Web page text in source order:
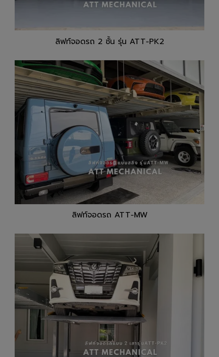
ลิฟท์จอดรถ 2 ชั้น รุ่น ATT-PK2
ลิฟท์จอดรถ ATT-MW